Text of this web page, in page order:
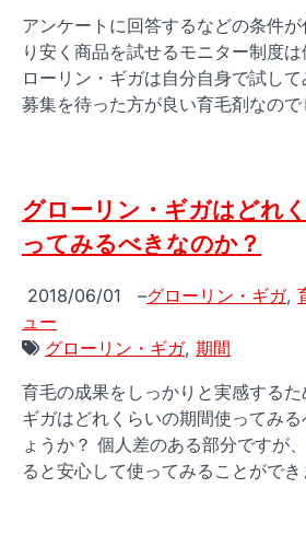
アンケートに回答するなどの条件
り安く商品を試せるモニター制度
ローリン・ギガは自分自身で試し
募集を待った方が良い育毛剤なの
グローリン・ギガはどれ
ってみるべきなのか？
2018/06/01 –グローリン・ギガ,
ュー
グローリン・ギガ, 期間
育毛の成果をしっかりと実感するた
ギガはどれくらいの期間使ってみ
ょうか？ 個人差のある部分ですが
ると安心して使ってみることがで